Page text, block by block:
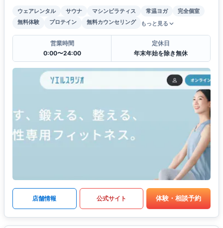
ウェアレンタル サウナ マシンピラティス 常温ヨガ
完全個室
無料体験
プロテイン 無料カウンセリング もっと見る
営業時間
0:00〜24:00
定休日
年末年始を除き無休
店舗情報 公式サイト 体験・相談予約